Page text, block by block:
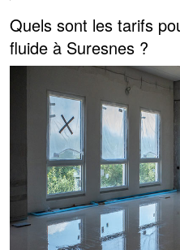
Quels sont les tarifs
fluide à Suresnes ?